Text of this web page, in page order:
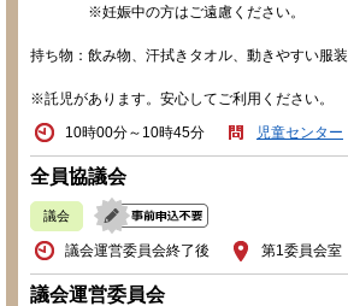
※妊娠中の方はご遠慮ください。
持ち物：飲み物、汗拭きタオル、動きやすい服装
※託児があります。安心してご利用ください。
10時00分～10時45分
児童センター
全員協議会
議会
議会運営委員会終了後 第1委員会室
議会運営委員会